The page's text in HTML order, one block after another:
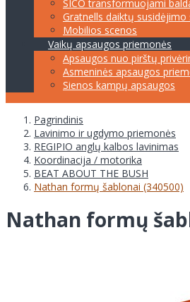
SICO transformuojami
Gratnells daiktų susidėjimo
Mobilios scenos
Vaikų apsaugos priemonės
Apsaugos nuo pirštų
Asmeninės apsaugos
Sienos kampų apsaugos
Pagrindinis
Lavinimo ir ugdymo priemonės
REGIPIO anglų kalbos lavinimas
Koordinacija / motorika
BEAT ABOUT THE BUSH
Nathan formų šablonai (340500)
Nathan formų